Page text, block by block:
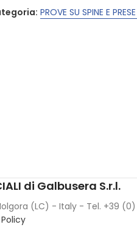
PROVE SU SPINE E
di Galbusera S.r.l.
(LC) - Italy - Tel. +39